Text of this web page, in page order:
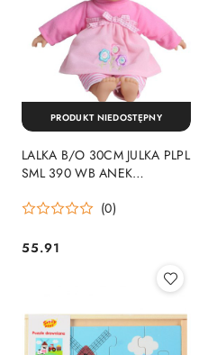
LALKA B/O 30CM JULKA PLPL
SML 390 WB ANEK
(0)
Cena:
55.91
PRODUKT NIEDOSTĘPNY